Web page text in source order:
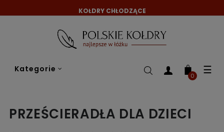
KOŁDRY CHŁODZĄCE
Kategorie ☰
0
PRZEŚCIERADŁA DLA DZIECI